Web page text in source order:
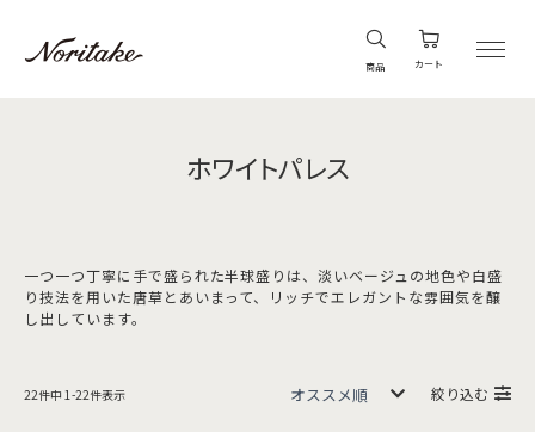
商品 カート
ホワイトパレス
一つ一つ丁寧に手で盛られた半球盛りは、淡いベージュの地色や白盛
り技法を用いた唐草とあいまって、リッチでエレガントな雰囲気を醸
し出しています。
22件中 1 -22件表示 絞り込む